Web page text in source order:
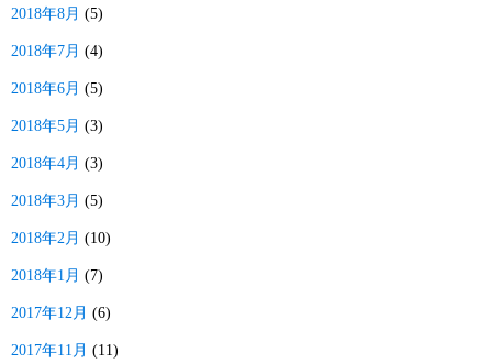
2018年8月 (5)
2018年7月 (4)
2018年6月 (5)
2018年5月 (3)
2018年4月 (3)
2018年3月 (5)
2018年2月 (10)
2018年1月 (7)
2017年12月 (6)
2017年11月 (11)